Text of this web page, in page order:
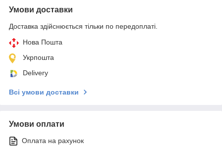
Умови доставки
Доставка здійснюється тільки по передоплаті.
Нова Пошта
Укрпошта
Delivery
Всі умови доставки
Умови оплати
Оплата на рахунок